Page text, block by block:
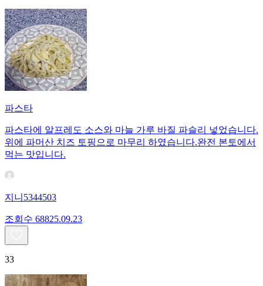
파스타
파스타에 알프레도 소스와 마늘 가루 바질 파슬리 넣었습니다.
위에 파머산 치즈 토핑으로 마무리 하였습니다.완전 본토에서
먹는 맛입니다.
지니5344503
조회수 68825.09.23
33